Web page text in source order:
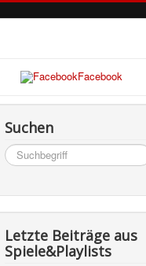
Facebook
Suchen
Suchen
...
Letzte Beiträge aus
Spiele&Playlists